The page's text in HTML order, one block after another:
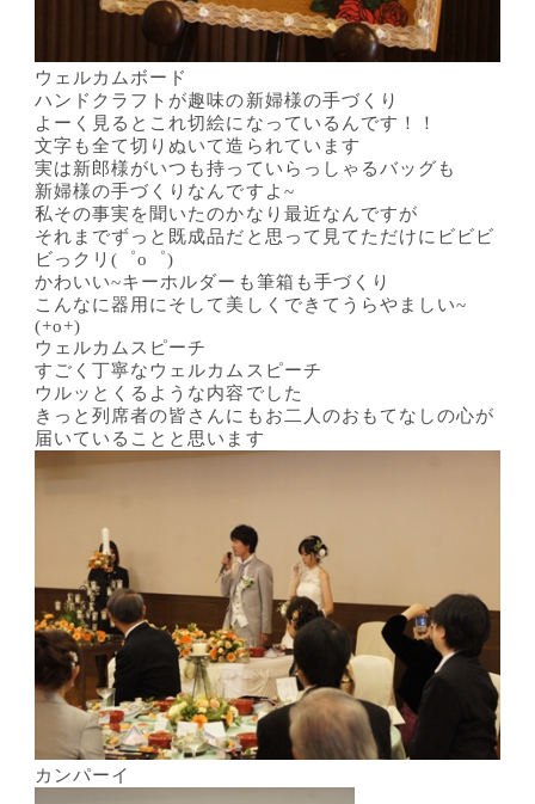
ウェルカムボード
ハンドクラフトが趣味の新婦様の手づくり
よーく見るとこれ切絵になっているんです！！
文字も全て切りぬいて造られています
実は新郎様がいつも持っていらっしゃるバッグも
新婦様の手づくりなんですよ~
私その事実を聞いたのかなり最近なんですが
それまでずっと既成品だと思って見てただけにビビビ
ビっクリ(゜o゜)
かわいい~キーホルダーも筆箱も手づくり
こんなに器用にそして美しくできてうらやましい~
(+o+)
ウェルカムスピーチ
すごく丁寧なウェルカムスピーチ
ウルッとくるような内容でした
きっと列席者の皆さんにもお二人のおもてなしの心が
届いていることと思います
カンパーイ